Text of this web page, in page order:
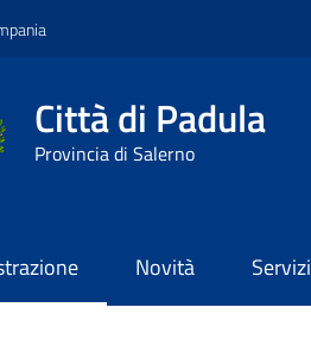
Città di Padula
Provincia di Salerno
Novità Servizi